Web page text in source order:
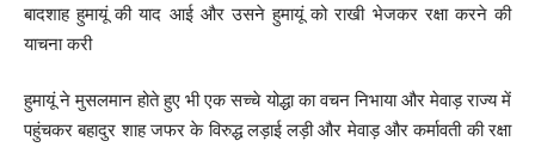
बादशाह हुमायूं की याद आई और उसने हुमायूं को राखी भेजकर रक्षा करने की
याचना करी
हुमायूं ने मुसलमान होते हुए भी एक सच्चे योद्धा का वचन निभाया और मेवाड़ राज्य में
पहुंचकर बहादुर शाह जफर के विरुद्ध लड़ाई लड़ी और मेवाड़ और कर्मावती की रक्षा